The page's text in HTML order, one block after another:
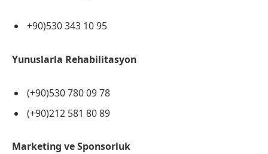
+90)530 343 10 95
Yunuslarla Rehabilitasyon
(+90)530 780 09 78
(+90)212 581 80 89
Marketing ve Sponsorluk